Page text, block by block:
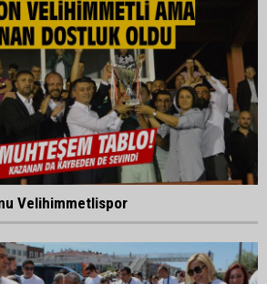
Velihimmetlispor